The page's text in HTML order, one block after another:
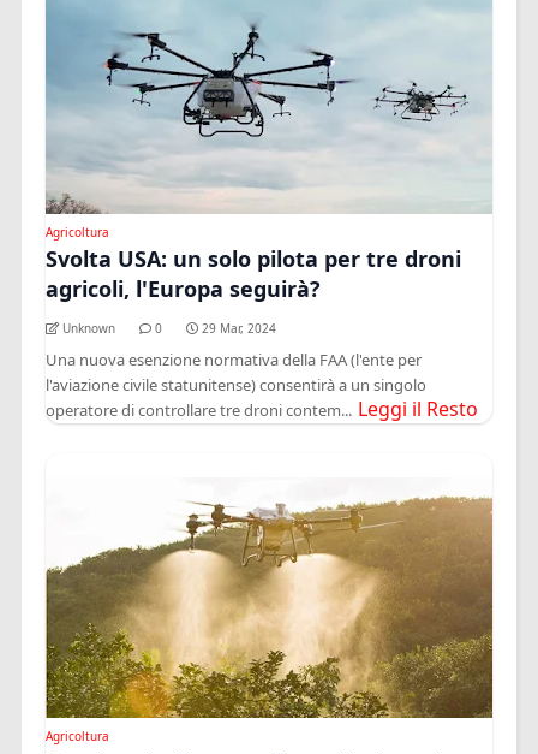
Agricoltura
Svolta USA: un solo pilota per tre droni
agricoli, l'Europa seguirà?
Unknown 0 29 Mar, 2024
Una nuova esenzione normativa della FAA (l'ente per
l'aviazione civile statunitense) consentirà a un singolo
operatore di controllare tre droni contem... Leggi il Resto
Agricoltura